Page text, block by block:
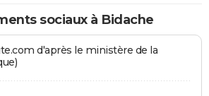
sociaux à Bidache
d'après le ministère de la